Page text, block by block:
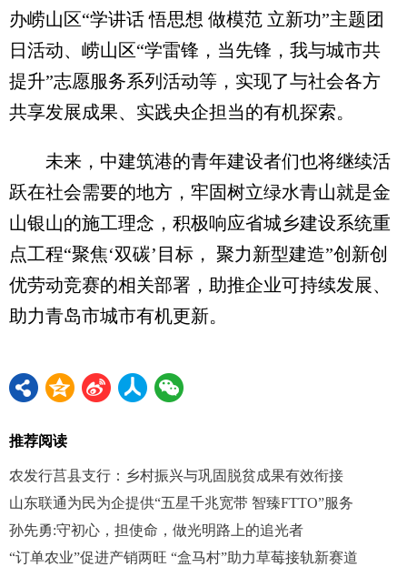
办崂山区“学讲话 悟思想 做模范 立新功”主题团
日活动、崂山区“学雷锋，当先锋，我与城市共
提升”志愿服务系列活动等，实现了与社会各方
共享发展成果、实践央企担当的有机探索。
未来，中建筑港的青年建设者们也将继续活
跃在社会需要的地方，牢固树立绿水青山就是金
山银山的施工理念，积极响应省城乡建设系统重
点工程“聚焦‘双碳’目标， 聚力新型建造”创新创
优劳动竞赛的相关部署，助推企业可持续发展、
助力青岛市城市有机更新。
推荐阅读
农发行莒县支行：乡村振兴与巩固脱贫成果有效衔接
山东联通为民为企提供“五星千兆宽带 智臻FTTO”服务
孙先勇:守初心，担使命，做光明路上的追光者
“订单农业”促进产销两旺 “盒马村”助力草莓接轨新赛道